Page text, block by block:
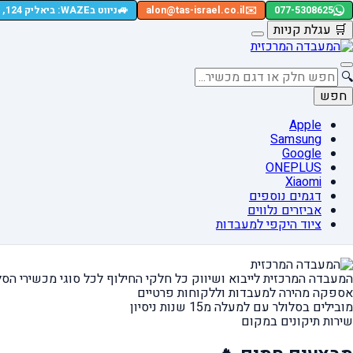
077-5308625
✉️
alon@tas-israel.co.il
🚙ניווט בWAZE: ביאליק 124, רמת גן
🛒 עגלת קניות
🔍
חפש
Apple
Samsung
Google
ONEPLUS
Xiaomi
דגמים נוספים
אביזרים נלווים
ציוד היקפי למעבדות
המעבדה המרכזית לייבוא ושיווק כל חלקי החילוף לכל סוגי מכשירי
אספקה מהירהלמעבדות וללקוחות פרטיים
מובילים בסלולר עם למעלה מ15 שנות ניסיון
שירות תיקונים במקום